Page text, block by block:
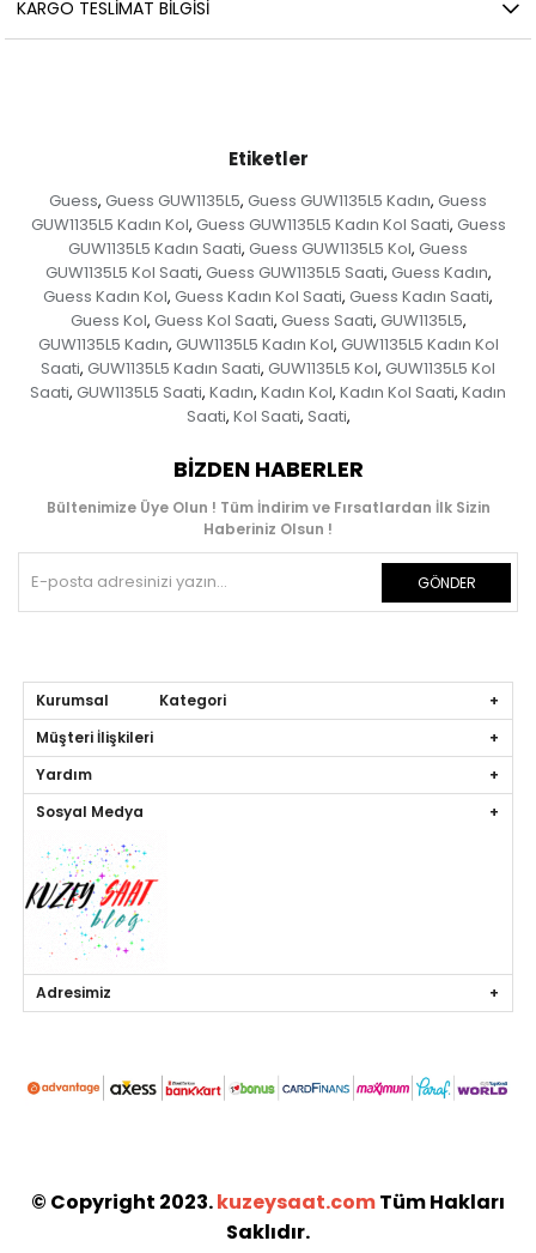
KARGO TESLIMAT BILGISI
Etiketler
Guess, Guess GUW1135L5, Guess GUW1135L5 Kadın, Guess
GUW1135L5 Kadın Kol, Guess GUW1135L5 Kadın Kol Saati, Guess
GUW1135L5 Kadın Saati, Guess GUW1135L5 Kol, Guess
GUW1135L5 Kol Saati, Guess GUW1135L5 Saati, Guess Kadın,
Guess Kadın Kol, Guess Kadın Kol Saati, Guess Kadın Saati,
Guess Kol, Guess Kol Saati, Guess Saati, GUW1135L5,
GUW1135L5 Kadın, GUW1135L5 Kadın Kol, GUW1135L5 Kadın Kol
Saati, GUW1135L5 Kadın Saati, GUW1135L5 Kol, GUW1135L5 Kol
Saati, GUW1135L5 Saati, Kadın, Kadın Kol, Kadın Kol Saati, Kadın
Saati, Kol Saati, Saati,
BIZDEN HABERLER
Bültenimize Üye Olun ! Tüm İndirim ve Fırsatlardan İlk Sizin
Haberiniz Olsun !
GÖNDER
Kurumsal Kategori
Müşteri İlişkileri
Yardım
Sosyal Medya
Adresimiz
© Copyright 2023.kuzeysaat.comTüm Hakları
Saklıdır.